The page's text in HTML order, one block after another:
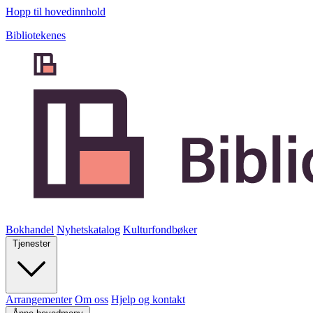
Hopp til hovedinnhold
Bibliotekenes
Bokhandel Nyhetskatalog Kulturfondbøker
Tjenester
Arrangementer Om oss Hjelp og kontakt